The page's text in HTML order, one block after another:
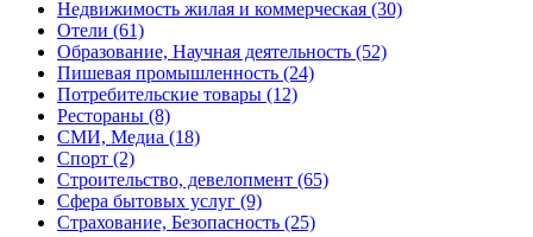
Недвижимость жилая и коммерческая (30)
Отели (61)
Образование, Научная деятельность (52)
Пишевая промышленность (24)
Потребительские товары (12)
Рестораны (8)
СМИ, Медиа (18)
Спорт (2)
Строительство, девелопмент (65)
Сфера бытовых услуг (9)
Страхование, Безопасность (25)